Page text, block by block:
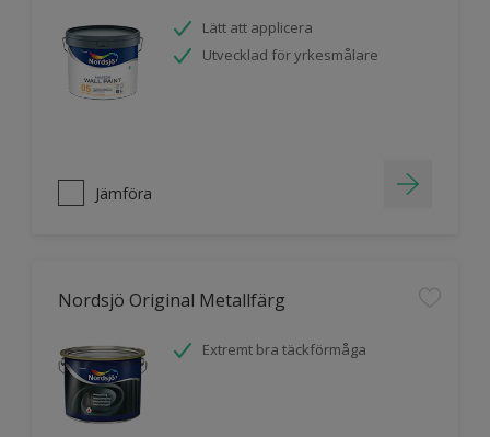
Lätt att applicera
Utvecklad för yrkesmålare
Jämföra
Nordsjö Original Metallfärg
Extremt bra täckförmåga